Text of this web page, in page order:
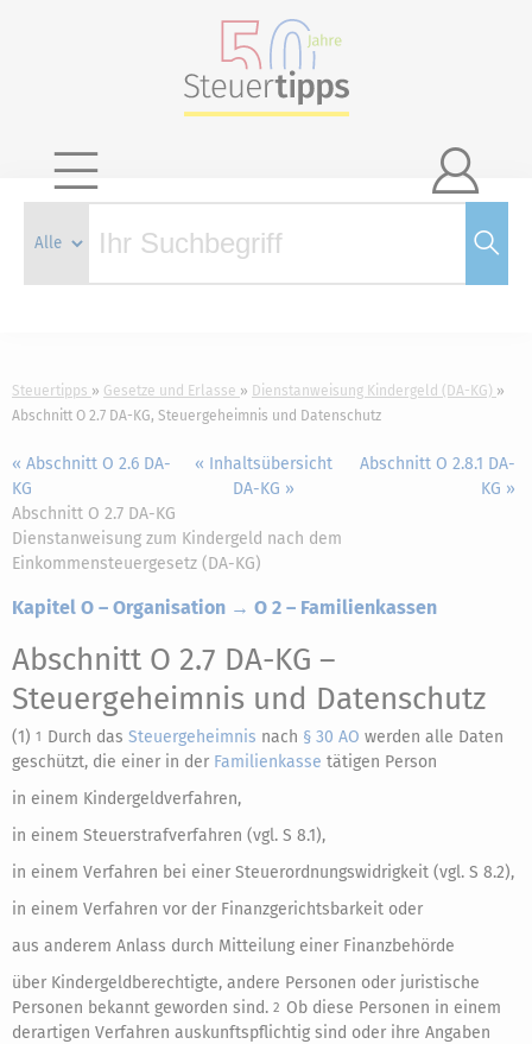

Steuertipps Gesetze und Erlasse
Dienstanweisung Kindergeld (DA-KG)
Abschnitt O 2.7 DA-KG, Steuergeheimnis und Datenschutz
« Abschnitt O 2.6 DA-
KG
« Inhaltsübersicht
DA-KG »
Abschnitt O 2.8.1 DA-
KG »
Abschnitt O 2.7 DA-KG
Dienstanweisung zum Kindergeld nach dem
Einkommensteuergesetz (DA-KG)
Kapitel O – Organisation → O 2 – Familienkassen
Abschnitt O 2.7 DA-KG –
Steuergeheimnis und Datenschutz
(1) 1 Durch das Steuergeheimnis nach § 30 AO werden alle Daten
geschützt, die einer in der Familienkasse tätigen Person
in einem Kindergeldverfahren,
in einem Steuerstrafverfahren (vgl. S 8.1),
in einem Verfahren bei einer Steuerordnungswidrigkeit (vgl. S 8.2),
in einem Verfahren vor der Finanzgerichtsbarkeit oder
aus anderem Anlass durch Mitteilung einer Finanzbehörde
über Kindergeldberechtigte, andere Personen oder juristische
Personen bekannt geworden sind. 2 Ob diese Personen in einem
derartigen Verfahren auskunftspflichtig sind oder ihre Angaben